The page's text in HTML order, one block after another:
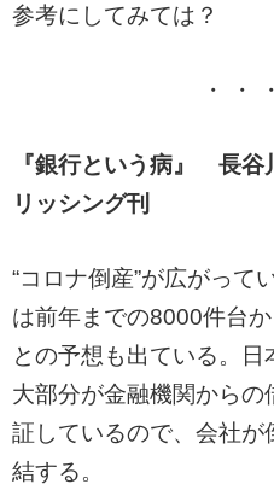
参考にしてみては？
・ ・
『銀行という病』 長谷
リッシング刊
“コロナ倒産”が広がって
は前年までの8000件台
との予想も出ている。
大部分が金融機関から
証しているので、会社が
結する。